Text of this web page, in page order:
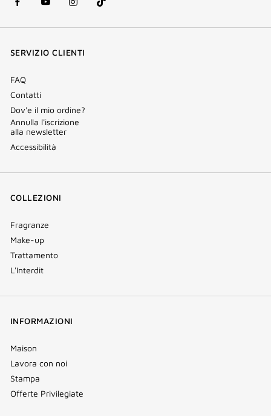
facebook
(nuova
youtube
(nuova
instagram
(nuova
Tik
Tok
SERVIZIO CLIENTI
FAQ
Contatti
Dov'e il mio ordine?
Annulla l'iscrizione
alla newsletter
Accessibilità
COLLEZIONI
Fragranze
Make-up
Trattamento
L'Interdit
INFORMAZIONI
Maison
Lavora con noi
Stampa
Offerte Privilegiate